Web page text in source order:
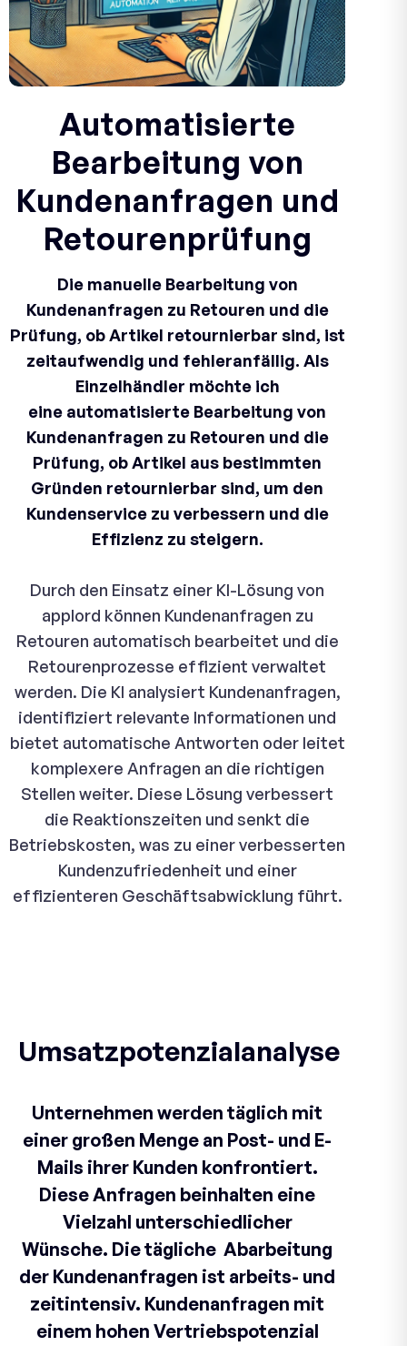
Automatisierte
Bearbeitung von
Kundenanfragen und
Retourenprüfung
Die manuelle Bearbeitung von
Kundenanfragen zu Retouren und die
Prüfung, ob Artikel retournierbar sind, ist
zeitaufwendig und fehleranfällig. Als
Einzelhändler möchte ich
eine automatisierte Bearbeitung von
Kundenanfragen zu Retouren und die
Prüfung, ob Artikel aus bestimmten
Gründen retournierbar sind, um den
Kundenservice zu verbessern und die
Effizienz zu steigern.
Durch den Einsatz einer KI-Lösung von
applord können Kundenanfragen zu
Retouren automatisch bearbeitet und die
Retourenprozesse effizient verwaltet
werden. Die KI analysiert Kundenanfragen,
identifiziert relevante Informationen und
bietet automatische Antworten oder leitet
komplexere Anfragen an die richtigen
Stellen weiter. Diese Lösung verbessert
die Reaktionszeiten und senkt die
Betriebskosten, was zu einer verbesserten
Kundenzufriedenheit und einer
effizienteren Geschäftsabwicklung führt.
Umsatzpotenzialanalyse
Unternehmen werden täglich mit
einer großen Menge an Post- und E-
Mails ihrer Kunden konfrontiert.
Diese Anfragen beinhalten eine
Vielzahl unterschiedlicher
Wünsche. Die tägliche Abarbeitung
der Kundenanfragen ist arbeits- und
zeitintensiv. Kundenanfragen mit
einem hohen Vertriebspotenzial